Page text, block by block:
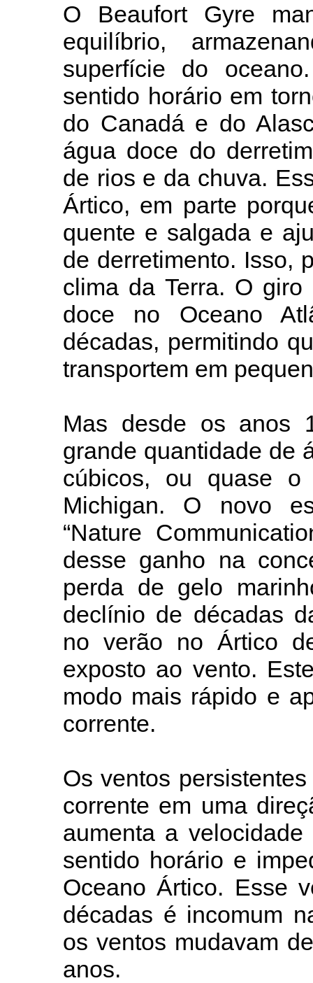
O Beaufort Gyre
equilíbrio,
superfície do
sentido horário em
do Canadá e do
água doce do
de rios e da chuva.
Ártico, em parte
quente e salgada e
de derretimento. Isso,
clima da Terra. O
doce no Oceano
décadas, permitindo
transportem em
Mas desde os anos
grande quantidade de
cúbicos, ou quase
Michigan. O novo
“Nature
desse ganho na
perda de gelo
declínio de décadas
no verão no Ártico
exposto ao vento.
modo mais rápido e
corrente.
Os ventos
corrente em uma
aumenta a
sentido horário e
Oceano Ártico. Esse
décadas é incomum
os ventos mudavam
anos.